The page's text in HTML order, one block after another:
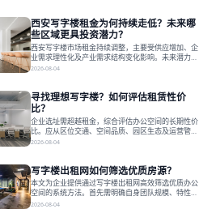
的全周期保障体系。德必集团通过标准化服务与个性
化运营结合，以全国布局和产业生态圈为企业提供稳
定支持，体现了从信息撮合到深度服务的能力转变。
在为企业寻找办公空间的过程中，
西安写字楼租金为何持续走低？未来哪
些区域更具投资潜力？
西安写字楼市场租金持续调整，主要受供应增加、企
业需求理性化及产业需求结构变化影响。未来潜力区
域集中在产业集聚、交利及城市更新地带，如高新区
运营方通过空间优化与社群服务，助力企业成长，推
动市场向多元化、高性价比方向发展。近年来，西安
写字楼市场呈现出租金持续调整的态势，这一现象引
发了的广泛关注。作为西部重要
2026-08-04
寻找理想写字楼？如何评估租赁性价
比？
企业选址需超越租金，综合评估办公空间的长期性价
比。应从区位交通、空间品质、园区生态及运营管理
四个核心维度权衡财务支出与长期价值回报。理想的
衡。对于许多正在成长或寻求稳定发展的企业而言，
寻找一处合适的办公空间是一项至关重要的决策。这
不仅关系到团队的日常工作效率与协作氛围，更直接
影响着企业的品牌形象、运营成本
2026-08-04
写字楼出租网如何筛选优质房源？
本文为企业提供通过写字楼出租网高效筛选优质办公
空间的系统方法。首先需明确自身团队规模、特性、
预算等核心需求。线上筛选时，应深入解读房源参
2026-08-04